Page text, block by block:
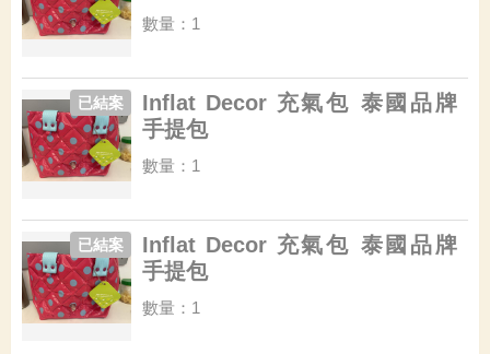
數量：1
Inflat Decor 充氣包 泰國品牌
手提包
已結案
數量：1
Inflat Decor 充氣包 泰國品牌
手提包
已結案
數量：1